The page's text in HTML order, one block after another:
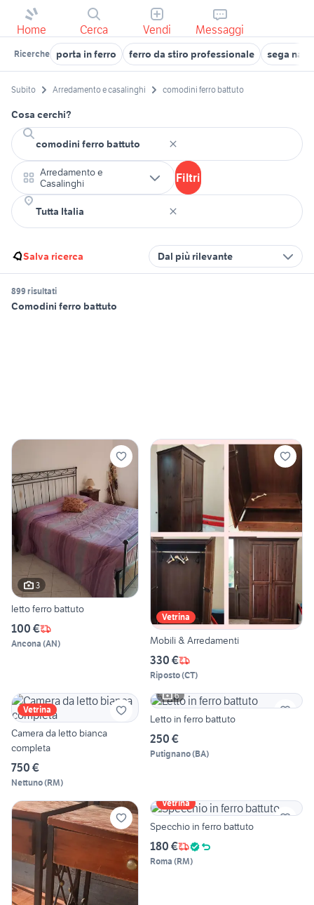
Home Cerca Vendi Messaggi
Ricerche porta in ferro ferro da stiro professionale sega
Subito Arredamento e casalinghi comodini ferro battuto
Cosa cerchi?
Arredamento e
Casalinghi
Filtri
Salva ricerca Dal più rilevante
899 risultati
Comodini ferro battuto
3
letto ferro battuto
100 €
Ancona (AN)
Vetrina
Mobili & Arredamenti
330 €
Riposto(CT)
Vetrina
Camera da letto bianca
completa
750 €
Nettuno(RM)
6
Letto in ferro battuto
250 €
Putignano(BA)
Vetrina
Specchio in ferro battuto
180 €
Roma (RM)